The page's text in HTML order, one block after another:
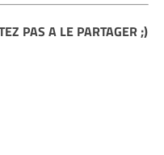
PAS A LE PARTAGER ;)